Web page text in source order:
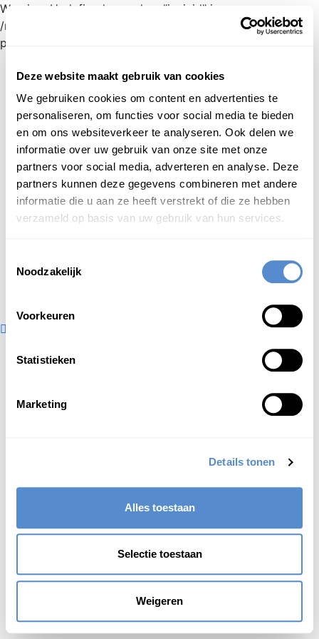
Deze website maakt gebruik van cookies
We gebruiken cookies om content en advertenties te
personaliseren, om functies voor social media te bieden
en om ons websiteverkeer te analyseren. Ook delen we
informatie over uw gebruik van onze site met onze
partners voor social media, adverteren en analyse. Deze
partners kunnen deze gegevens combineren met andere
informatie die u aan ze heeft verstrekt of die ze hebben
verzameld op basis van uw gebruik van hun services.
Noodzakelijk
Voorkeuren
Statistieken
Marketing
Details tonen
Alles toestaan
Selectie toestaan
Weigeren
Warning: Undefined array key "jnnjuid" in
/mnt/web216/d2/76/52236976/htdocs/jnnj-
prod/search.php on line 276
新日蘭蘭日辞典 inloggen
Begint met
Login om te bewerken ...
唐
から
破風
はふ
karahafu
1gebogen dakgevel (in de Japanse architectuur